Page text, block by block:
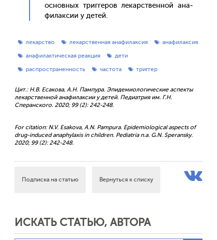
ос­новных триг­ге­ров ле­карс­твен­ной ана­
филак­сии у де­тей.
лекарство лекарственная анафилаксия
анафилаксия
анафилактическая реакция
дети
распространенность
частота триггер
Цит.: Н.В. Есакова, А.Н. Пампура. Эпидемиологические аспекты
лекарственной анафилаксии у детей. Педиатрия им. Г.Н.
Сперанского. 2020; 99 (2): 242-248.
For citation: N.V. Esakova, A.N. Pampura. Epidemiological aspects of
drug-induced anaphylaxis in children. Pediatria n.a. G.N. Speransky.
2020; 99 (2): 242-248.
Подписка на статью Вернуться к списку
ИСКАТЬ СТАТЬЮ, АВТОРА